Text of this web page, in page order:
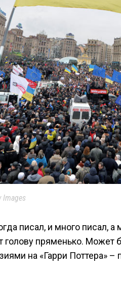
Images
писал, и много писал, а
пряменько. Может
на «Гарри Поттера»